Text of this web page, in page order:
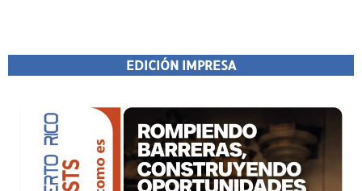
EDICIÓN IMPRESA